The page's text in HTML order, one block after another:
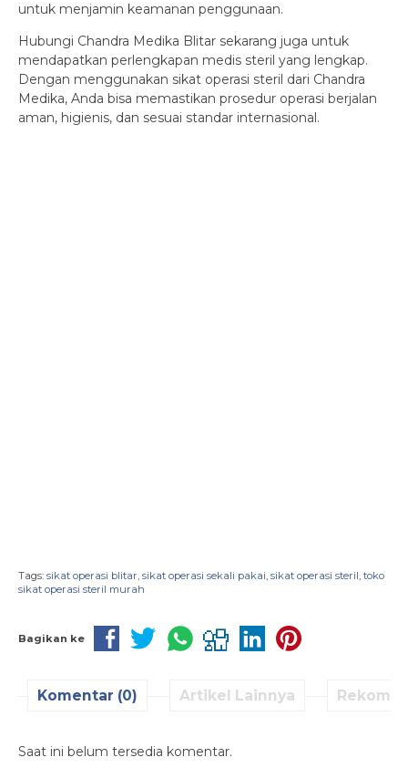
untuk menjamin keamanan penggunaan.
Hubungi Chandra Medika Blitar sekarang juga untuk
mendapatkan perlengkapan medis steril yang lengkap.
Dengan menggunakan sikat operasi steril dari Chandra
Medika, Anda bisa memastikan prosedur operasi berjalan
aman, higienis, dan sesuai standar internasional.
Tags: sikat operasi blitar, sikat operasi sekali pakai, sikat operasi steril, toko
sikat operasi steril murah
Bagikan ke
Komentar (0) Artikel Lainnya
Saat ini belum tersedia komentar.